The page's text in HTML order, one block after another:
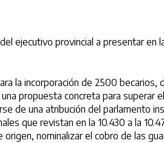
ejecutivo provincial a presentar
la incorporación de 2500
propuesta concreta para superar
de una atribución del parlamento
que revistan en la 10.430 a la
nominalizar el cobro de las